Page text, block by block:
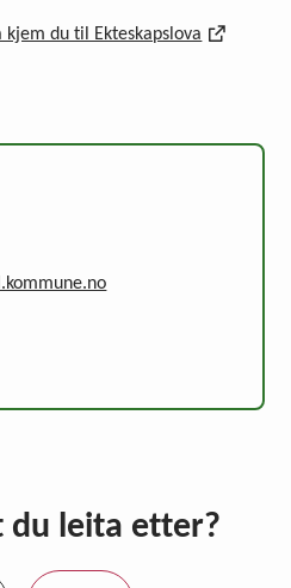
du til Ekteskapslova
du leita etter?